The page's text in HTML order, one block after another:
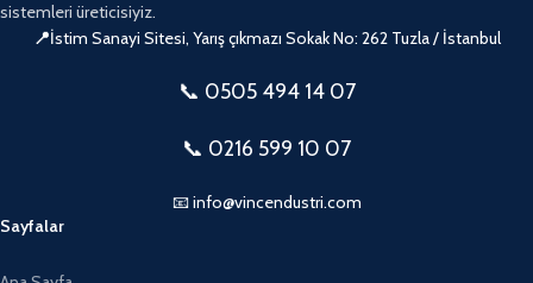
sistemleri üreticisiyiz.
📍İstim Sanayi Sitesi, Yarış çıkmazı Sokak No: 262 Tuzla / İstanbul
📞 0505 494 14 07
📞 0216 599 10 07
📧 info@vincendustri.com
Sayfalar